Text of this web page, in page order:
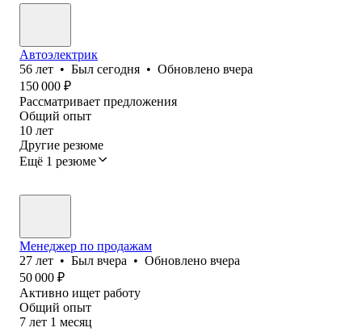
Автоэлектрик
56 лет • Был сегодня • Обновлено вчера
150 000 ₽
Рассматривает предложения
Общий опыт
10 лет
Другие резюме
Ещё 1 резюме
Менеджер по продажам
27 лет • Был вчера • Обновлено вчера
50 000 ₽
Активно ищет работу
Общий опыт
7 лет 1 месяц